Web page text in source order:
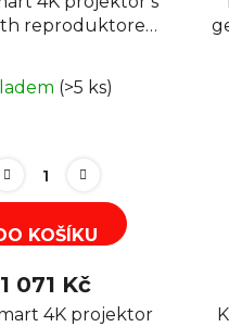
reproduktorem
(>5 ks)
KOŠÍKU
1 071 Kč
4K projektor